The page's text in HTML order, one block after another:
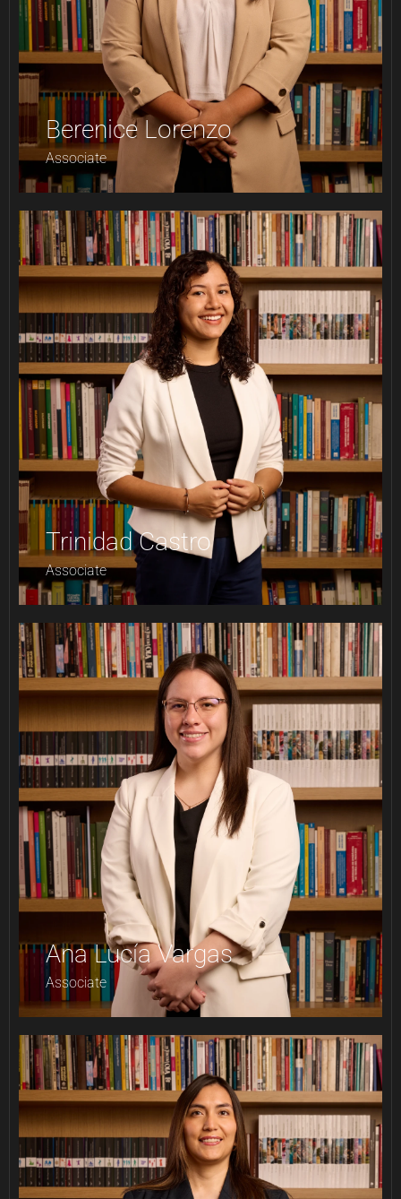
Berenice Lorenzo
Associate
Trinidad Castro
Associate
Ana Lucía Vargas
Associate